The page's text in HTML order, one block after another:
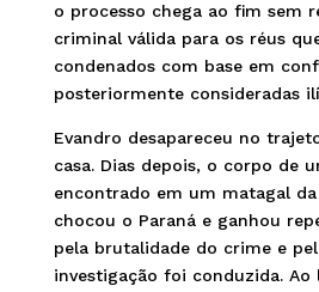
o processo chega ao fim sem
criminal válida para os réus
condenados com base em
posteriormente consideradas
Evandro desapareceu no
casa. Dias depois, o corpo de
encontrado em um matagal da
chocou o Paraná e ganhou
pela brutalidade do crime e
investigação foi conduzida. Ao